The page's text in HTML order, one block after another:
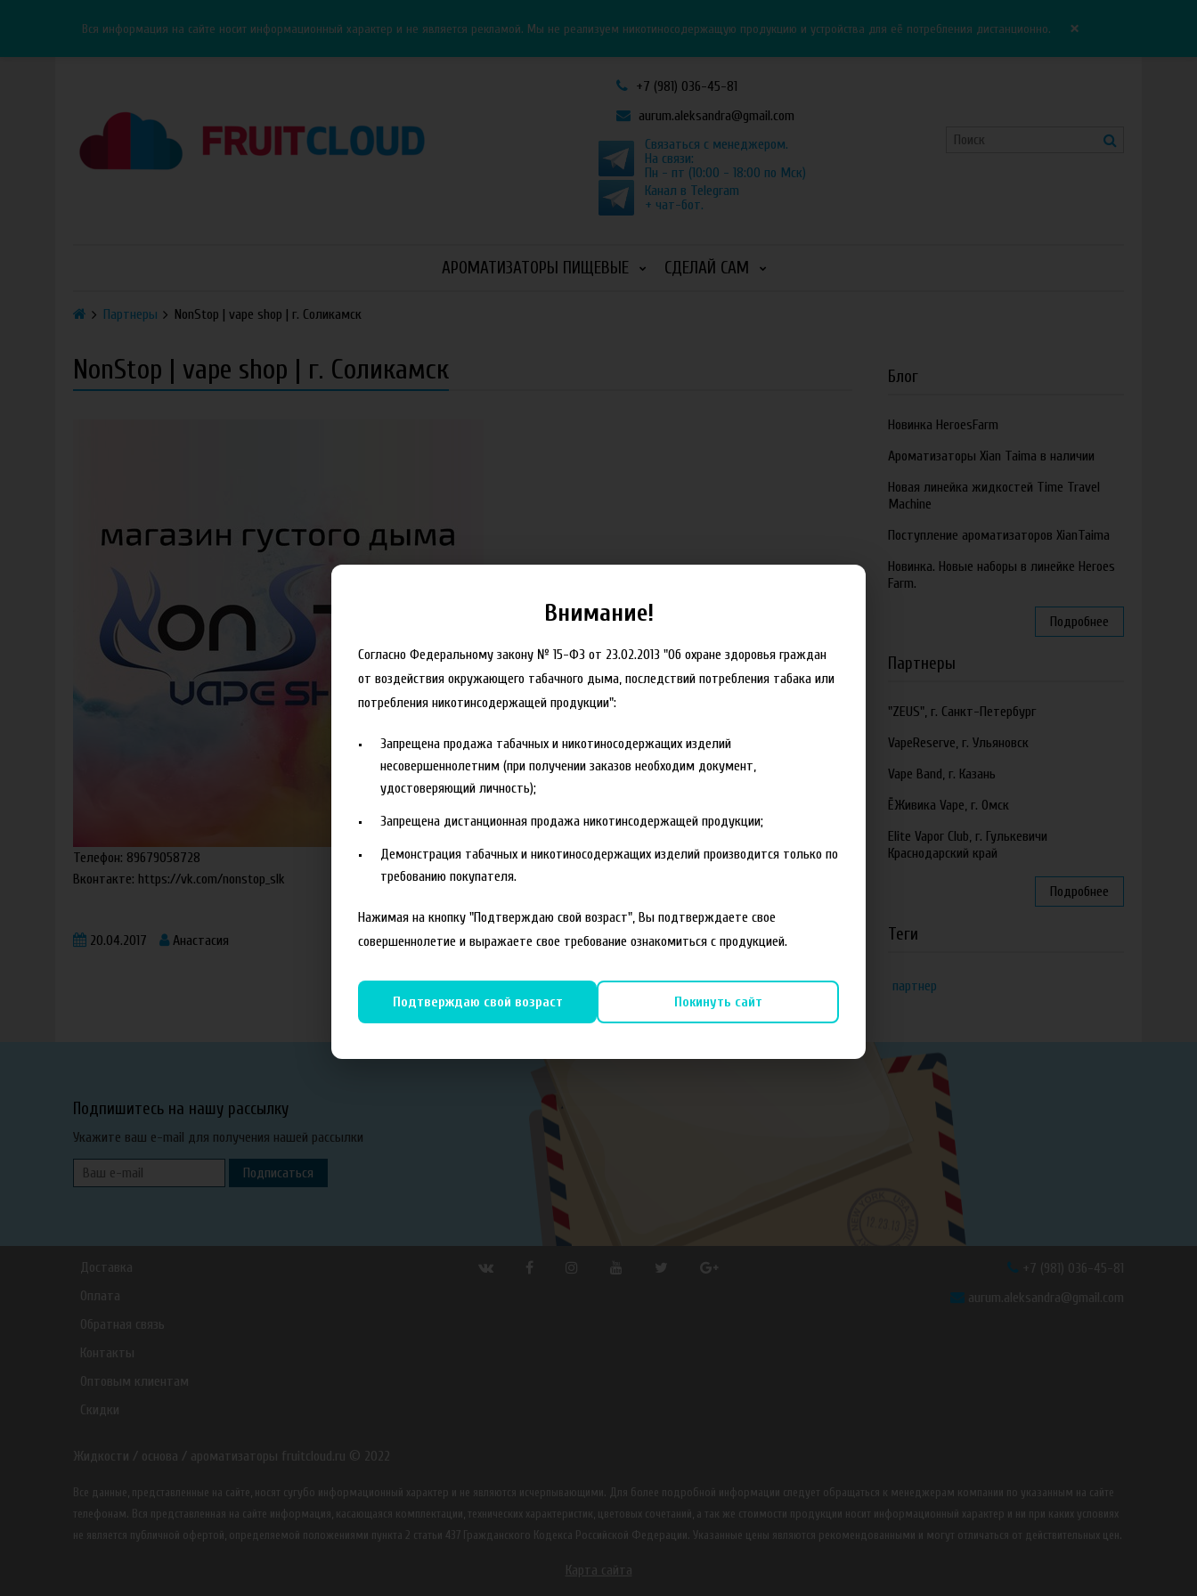
Вся информация на сайте носит информационный характер и не является рекламой. Мы не реализуем никотиносодержащую продукцию и устройства для её потребления дистанционно. ×
+7 (981) 036-45-81
aurum.aleksandra@gmail.com
Связаться с менеджером.
На связи:
Пн - пт (10:00 - 18:00 по Мск)
Канал в Telegram
+ чат-бот.
АРОМАТИЗАТОРЫ ПИЩЕВЫЕ СДЕЛАЙ САМ
Партнеры NonStop | vape shop | г. Соликамск
NonStop | vape shop | г. Соликамск
Телефон: 89679058728
Вконтакте: https://vk.com/nonstop_slk
20.04.2017 Анастасия
Блог
Новинка HeroesFarm
Ароматизаторы Xian Taima в наличии
Новая линейка жидкостей Time Travel
Machine
Поступление ароматизаторов XianTaima
Новинка. Новые наборы в линейке Heroes
Farm.
Подробнее
Партнеры
"ZEUS", г. Санкт-Петербург
VapeReserve, г. Ульяновск
Vape Band, г. Казань
ЁЖивика Vape, г. Омск
Elite Vapor Club, г. Гулькевичи
Краснодарский край
Подробнее
Теги
партнер
Подпишитесь на нашу рассылку
Укажите ваш e-mail для получения нашей рассылки
Подписаться
Доставка
Оплата
Обратная связь
Контакты
Оптовым клиентам
Скидки
+7 (981) 036-45-81
aurum.aleksandra@gmail.com
Жидкости / основа / ароматизаторы fruitcloud.ru © 2022
Все данные, представленные на сайте, носят сугубо информационный характер и не являются исчерпывающими. Для более подробной информации следует обращаться к менеджерам компании по указанным на сайте
телефонам. Вся представленная на сайте информация, касающаяся комплектации, технических характеристик, цветовых сочетаний, а так же стоимости продукции носит информационный характер и ни при каких условиях
не является публичной офертой, определяемой положениями пункта 2 статьи 437 Гражданского Кодекса Российской Федерации. Указанные цены являются рекомендованными и могут отличаться от действительных цен.
Карта сайта
Внимание!
Согласно Федеральному закону № 15-ФЗ от 23.02.2013 "Об охране здоровья граждан
от воздействия окружающего табачного дыма, последствий потребления табака или
потребления никотинсодержащей продукции":
Запрещена продажа табачных и никотиносодержащих изделий
несовершеннолетним (при получении заказов необходим документ,
удостоверяющий личность);
Запрещена дистанционная продажа никотинсодержащей продукции;
Демонстрация табачных и никотиносодержащих изделий производится только по
требованию покупателя.
Нажимая на кнопку "Подтверждаю свой возраст", Вы подтверждаете свое
совершеннолетие и выражаете свое требование ознакомиться с продукцией.
Подтверждаю свой возраст Покинуть сайт